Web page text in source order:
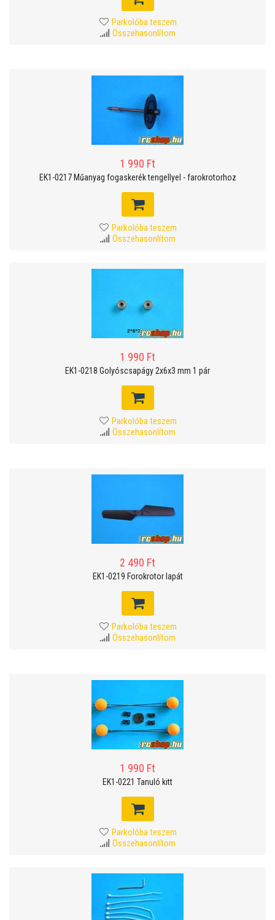
Parkolóba teszem
Összehasonlítom
1 990 Ft
EK1-0217 Műanyag fogaskerék tengellyel - farokrotorhoz
Parkolóba teszem
Összehasonlítom
1 990 Ft
EK1-0218 Golyóscsapágy 2x6x3 mm 1 pár
Parkolóba teszem
Összehasonlítom
2 490 Ft
EK1-0219 Forokrotor lapát
Parkolóba teszem
Összehasonlítom
1 990 Ft
EK1-0221 Tanuló kitt
Parkolóba teszem
Összehasonlítom